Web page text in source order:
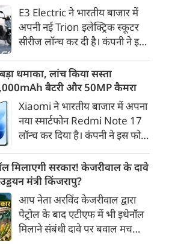
जिस झांसी जिले में अप्रैल 2023 में
अतीक के एनकाउंटर में मारे गए बेटे
असद की सांसें थमी थीं, उसी झांसी में
अब उसके छोटे बेटे अबान की भीषण
सड़क दुर्घटना में जान चली गई है।
वारंटी, कीमत जानेंगे तो हो जाएंगे
E3 Electric ने भारतीय बाजार में
अपनी नई Trion इलेक्ट्रिक स्कूटर
सीरीज लॉन्च कर दी है। कंपनी ने इसे
पेश किया है। Trion की शुरुआती
कीमत 99,999 रुपए (एक्स-शोरूम,
बेंगलुरु) रखी गई है। फिलहाल इसकी
बुकिंग बेंगलुरु के ग्राहकों के लिए
कंपनी की आधिकारिक वेबसाइट के
जरिए शुरू की गई है। आने वाले समय
में इसे दूसरे शहरों में भी उपलब्ध
कराया जाएगा।
धमाका, लांच किया सस्ता
बैटरी और 50MP कैमरा
Xiaomi ने भारतीय बाजार में अपना
नया स्मार्टफोन Redmi Note 17
लॉन्च कर दिया है। कंपनी ने इस फोन
डिस्प्ले, 8,000mAh की बड़ी बैटरी
और Qualcomm Snapdragon
चिपसेट के साथ पेश किया है। फोन में
50MP का मेन कैमरा दिया गया है।
इसके अलावा Redmi Note 17 में
Corning Gorilla Glass 7i
मिलाएगी सरकार! केजरीवाल के दावे
मंत्री किंजरापु?
आप नेता अरविंद केजरीवाल द्वारा
पेट्रोल के बाद एटीएफ में भी इथेनॉल
मिलाने संबंधी दावे पर बवाल मच